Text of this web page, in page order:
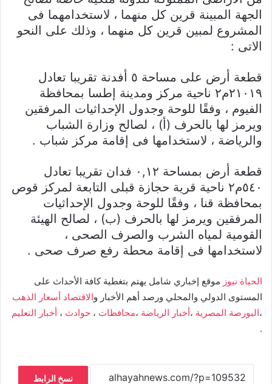
الجهة المبينة قرين كل منهما ، لاستخدامهما فى
المشروع لمبين قرين كل منهما ، وذلك على النحو
الاتى :
قطعة أرض على مساحة ٥ أفدنة تقريبا تعادل
٢١٠١٩م٢ ناحية مركز ومدينة إطسا بمحافظة
الفيوم ، وفقًا للوحة وجدول الإحداثيات المرفقين
ويرمز لها بالحرف (أ) ، لصالح وزارة الشباب
والرياضة ، لاستخدامها فى إقامة مركز شباب .
قطعة أرض بمساحة ٠,١٢ فدان تقريبا تعادل
٥٤٠م٢ ناحية قرية حجازة قبلى التابعة لمركز قوص
بمحافظة قنا ، وفقًا للوحة وجدول الإحداثيات
المرفقين ويرمز لها بالحرف (ب) ، لصالح الهيئة
القومية لمياه الشرب والصرف الصحى ،
لاستخدامها فى إقامة محطة رفع صرف صحى .
الحياة نيوز موقع إخباري شامل يهتم بتغطية كافة الأحداث على
المستوى الدولي والمحلي ورصد أهم الأخبار والاقتصاد أسعار الذهب
،البورصة المصرية ،أخبار الرياضة ،محافظات ، حوادث ، أخبار التعليم
.
نسخ الرابط